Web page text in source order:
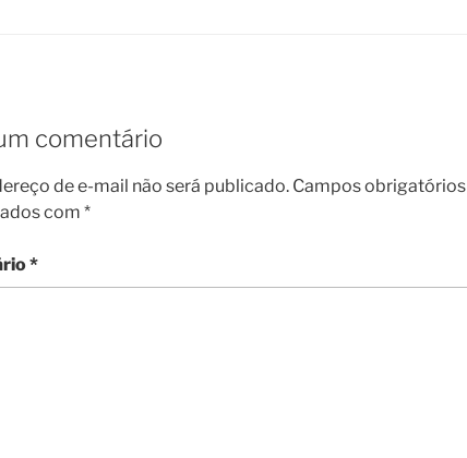
comentário
de e-mail não será publicado. Campos obrigatórios
com *
*